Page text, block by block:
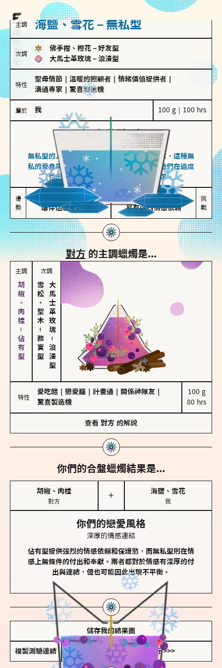
主調 海鹽、雪花－無私型
次調
佛手柑、橙花 － 好友型
大馬士革玫瑰 － 浪漫型
特性
聖母情節 溫暖的照顧者 情緒價值提供者
溝通專家
驚喜製造機
屬於 我 100 g｜100 hrs
無私型
海鹽、雪花
無私型的人傾向用心呵護、滿足另一半的需求，這種無
私的愛會帶來緊密的關係連結，但也可能讓他們在過度
付出中迷失自我，忽略自己真正的需求。
優
勢
讓伴侶感受到關懷
較難設立界線
易有強烈情感依賴
挑
戰
對方的主調蠟燭是...
主調
胡椒、肉桂－佔有型
次調
雪松、聖木
－
務實型
大馬士革玫瑰
－
浪漫型
特性
愛吃醋 戀愛腦 計畫通 關係神隊友
驚喜製造機
100 g
80 hrs
查看 對方 的解說
你們的合盤蠟燭結果是...
胡椒、肉桂
對方
＋
海鹽、雪花
我
你們的戀愛風格
深厚的情感連結
佔有型提供強烈的情感依賴和保護慾，而無私型則在情
感上無條件的付出和奉獻。兩者都對於情感有深厚的付
出與連結，但也可能因此出現不平衡。
儲存我的結果圖
複製測驗連結 查看香氛類型全解析 >>>